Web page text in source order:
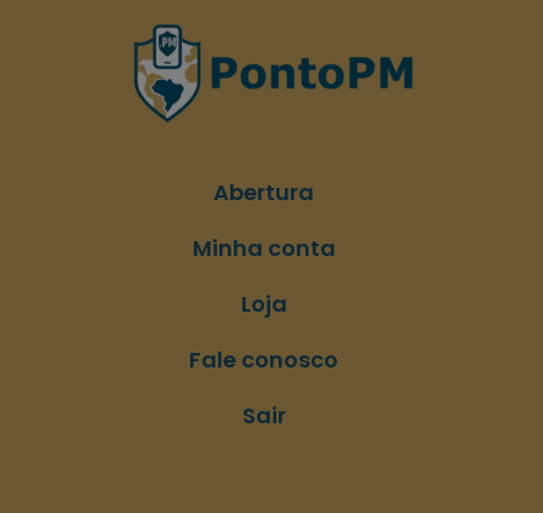
Abertura
Minha conta
Loja
Fale conosco
Sair